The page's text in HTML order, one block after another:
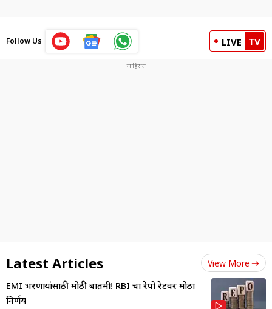
Follow Us LIVE TV
Latest Articles View More
EMI भरणाऱ्यांसाठी मोठी बातमी! RBI चा रेपो रेटवर मोठा
निर्णय